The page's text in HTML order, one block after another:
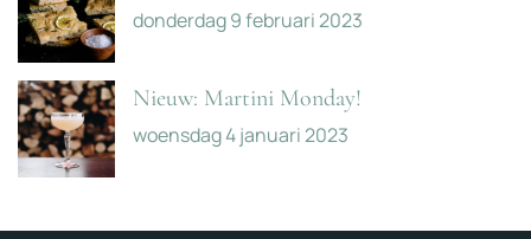
donderdag 9 februari 2023
Nieuw: Martini Monday!
woensdag 4 januari 2023